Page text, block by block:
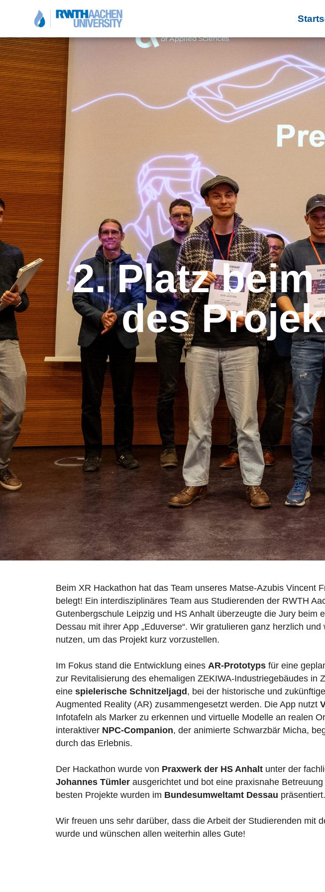
2. Platz
des
Beim XR Hackathon hat das Team unseres Matse-Azubis Vincent
belegt! Ein interdisziplinäres Team aus Studierenden der RWTH
Gutenbergschule Leipzig und HS Anhalt überzeugte die Jury beim
Dessau mit ihrer App „Eduverse“. Wir gratulieren ganz herzlich
nutzen, um das Projekt kurz vorzustellen.
Im Fokus stand die Entwicklung eines AR-Prototyps für eine
zur Revitalisierung des ehemaligen ZEKIWA-Industriegebäudes in
eine spielerische Schnitzeljagd, bei der historische und zukünftige
Augmented Reality (AR) zusammengesetzt werden. Die App nutzt
Infotafeln als Marker zu erkennen und virtuelle Modelle an realen
interaktiver NPC-Companion, der animierte Schwarzbär Micha,
durch das Erlebnis.
Der Hackathon wurde von Praxwerk der HS Anhalt unter der
Johannes Tümler ausgerichtet und bot eine praxisnahe Betreuung
besten Projekte wurden im Bundesumweltamt Dessau präsentiert.
Wir freuen uns sehr darüber, dass die Arbeit der Studierenden mit
wurde und wünschen allen weiterhin alles Gute!